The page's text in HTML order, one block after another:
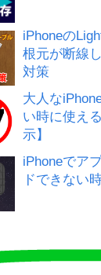
iPhoneの
根元が断線
対策
大人な
い時に使え
示】
iPhoneでア
ドできない